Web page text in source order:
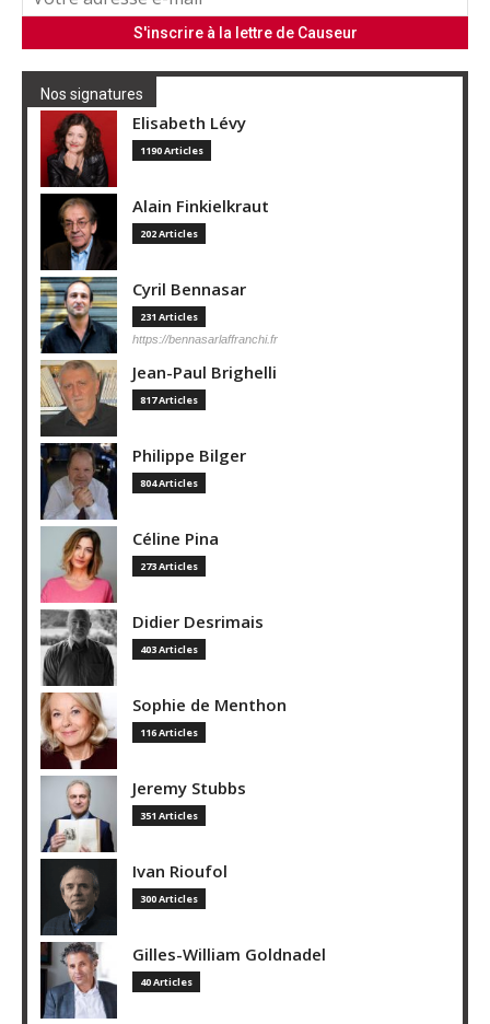
Nos signatures
Elisabeth Lévy
1190 Articles
Alain Finkielkraut
202 Articles
Cyril Bennasar
231 Articles
https://bennasarlaffranchi.fr
Jean-Paul Brighelli
817 Articles
Philippe Bilger
804 Articles
Céline Pina
273 Articles
Didier Desrimais
403 Articles
Sophie de Menthon
116 Articles
Jeremy Stubbs
351 Articles
Ivan Rioufol
300 Articles
Gilles-William Goldnadel
40 Articles